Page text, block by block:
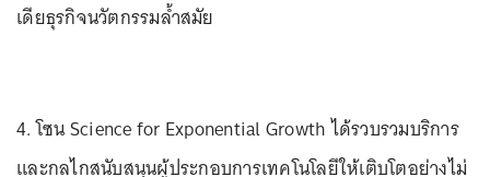
เดียธุรกิจนวัตกรรมล้ำสมัย
4. โซน Science for Exponential Growth ได้รวบรวมบริการ
และกลไกสนับสนุนผู้ประกอบการเทคโนโลยีให้เติบโตอย่างไม่